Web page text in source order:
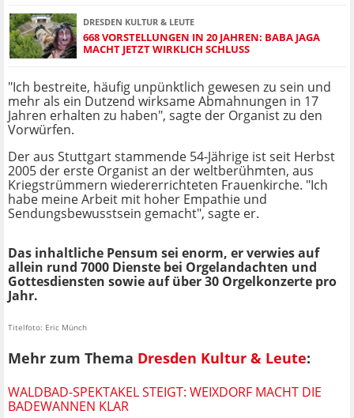
DRESDEN KULTUR & LEUTE
668 VORSTELLUNGEN IN 20 JAHREN: BABA JAGA
MACHT JETZT WIRKLICH SCHLUSS
"Ich bestreite, häufig unpünktlich gewesen zu sein und
mehr als ein Dutzend wirksame Abmahnungen in 17
Jahren erhalten zu haben", sagte der Organist zu den
Vorwürfen.
Der aus Stuttgart stammende 54-Jährige ist seit Herbst
2005 der erste Organist an der weltberühmten, aus
Kriegstrümmern wiedererrichteten Frauenkirche. "Ich
habe meine Arbeit mit hoher Empathie und
Sendungsbewusstsein gemacht", sagte er.
Das inhaltliche Pensum sei enorm, er verwies auf
allein rund 7000 Dienste bei Orgelandachten und
Gottesdiensten sowie auf über 30 Orgelkonzerte pro
Jahr.
Titelfoto: Eric Münch
Mehr zum Thema Dresden Kultur & Leute:
WALDBAD-SPEKTAKEL STEIGT: WEIXDORF MACHT DIE
BADEWANNEN KLAR